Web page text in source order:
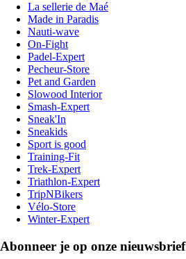
La sellerie de Maé
Made in Paradis
Nauti-wave
On-Fight
Padel-Expert
Pecheur-Store
Pet and Garden
Slowood Interior
Smash-Expert
Sneak'In
Sneakids
Sport is good
Training-Fit
Trek-Expert
Triathlon-Expert
TripNBikers
Vélo-Store
Winter-Expert
Abonneer je op onze nieuwsbrief